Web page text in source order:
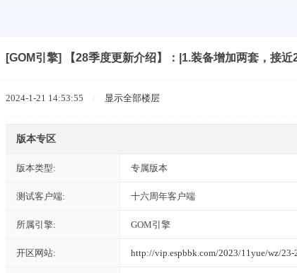
[GOM引擎] 【28季度更新介绍】：|1.装备增加两套，接
2024-1-21 14:53:55 显示全部楼层
版本专区
版本类型: 专属版本
测试客户端: 十六周年客户端
所属引擎: GOM引擎
开区网站: http://vip.espbbk.com/2023/11yue/wz/